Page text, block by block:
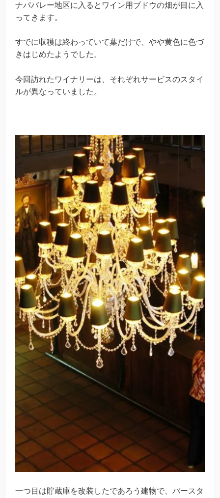
ナパバレー地区に入るとワイン用ブドウの畑が目に入
ってきます。
すでに収穫は終わっていて葉だけで、やや黄色に色づ
きはじめたようでした。
今回訪れたワイナリーは、それぞれサービスのスタイ
ルが異なっていました。
一つ目は貯蔵庫を改装したであろう建物で、バースタ